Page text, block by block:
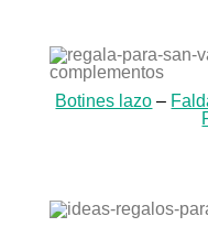
Botines lazo –